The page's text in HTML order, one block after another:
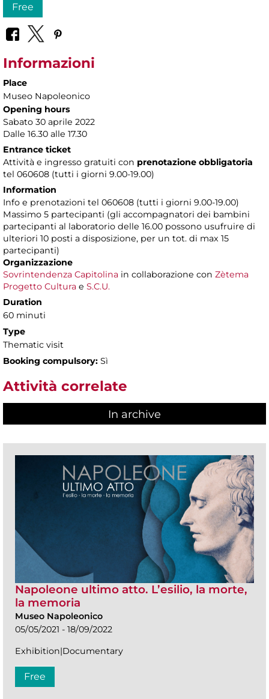
Free
Informazioni
Place
Museo Napoleonico
Opening hours
Sabato 30 aprile 2022
Dalle 16.30 alle 17.30
Entrance ticket
Attività e ingresso gratuiti con prenotazione obbligatoria
tel 060608 (tutti i giorni 9.00-19.00)
Information
Info e prenotazioni tel 060608 (tutti i giorni 9.00-19.00)
Massimo 5 partecipanti (gli accompagnatori dei bambini
partecipanti al laboratorio delle 16.00 possono usufruire di
ulteriori 10 posti a disposizione, per un tot. di max 15
partecipanti)
Organizzazione
Sovrintendenza Capitolina in collaborazione con Zètema
Progetto Cultura e S.C.U.
Duration
60 minuti
Type
Thematic visit
Booking compulsory: Sì
Attività correlate
In archive
Napoleone ultimo atto. L’esilio, la morte,
la memoria
Museo Napoleonico
05/05/2021 - 18/09/2022
Exhibition|Documentary
Free